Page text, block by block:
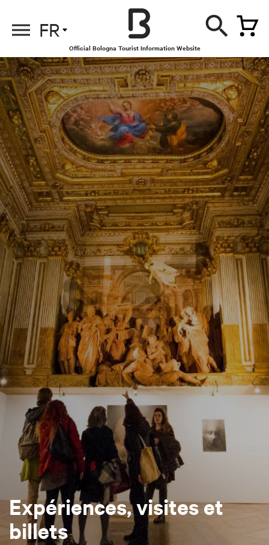
FR
Official Bologna Tourist Information Website
Expériences, visites et
billets